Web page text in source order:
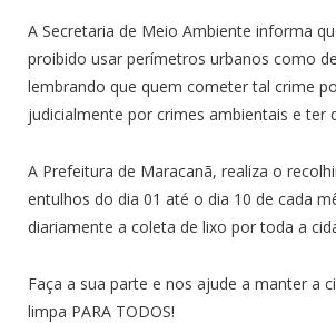
A Secretaria de Meio Ambiente informa
proibido usar perímetros urbanos como
lembrando que quem cometer tal crime
judicialmente por crimes ambientais e ter
A Prefeitura de Maracanã, realiza o
entulhos do dia 01 até o dia 10 de cada
diariamente a coleta de lixo por toda a
Faça a sua parte e nos ajude a manter a
limpa PARA TODOS!